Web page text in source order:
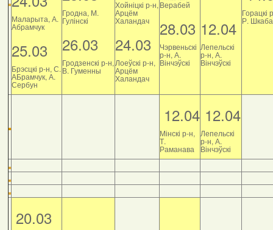
Маларыта, А.
Абрамчук
25.03
Брэсцкі р-н, С.
АБрамчук, А.
Сербун
Гродна, М.
Гулінскі
26.03
Гродзенскі р-н,
В. Гуменны
Хойніцкі р-н,
Арцём
Халандач
24.03
Лоеўскі р-н,
Арцём
Халандач
Верабей
28.03
Чэрвеньскі
р-н, А.
Вінчэўскі
12.04
Лепельскі
р-н, А.
Вінчэўскі
Горацкі
Р.
12.04
Мінскі р-н,
Т.
Раманава
12.04
Лепельскі
р-н, А.
Вінчэўскі
20.03